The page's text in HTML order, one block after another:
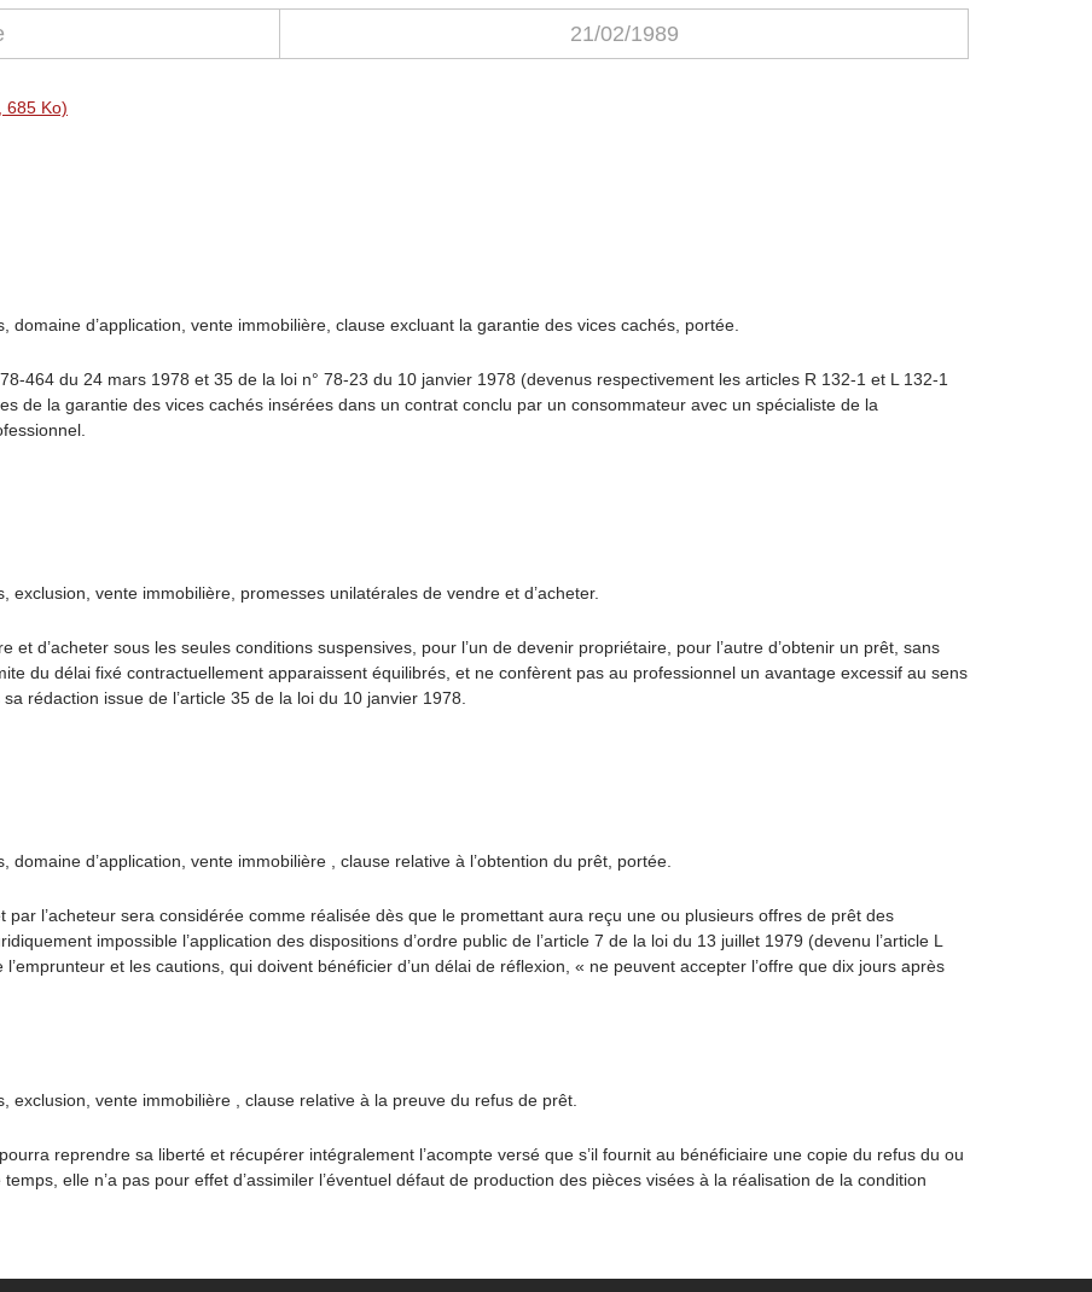
21/02/1989
685 Ko)
domaine d’application, vente immobilière, clause excluant la garantie des vices cachés, portée.
464 du 24 mars 1978 et 35 de la loi n° 78-23 du 10 janvier 1978 (devenus respectivement les articles R 132-1 et L 132-1
de la garantie des vices cachés insérées dans un contrat conclu par un consommateur avec un spécialiste de la
exclusion, vente immobilière, promesses unilatérales de vendre et d’acheter.
et d’acheter sous les seules conditions suspensives, pour l’un de devenir propriétaire, pour l’autre d’obtenir un prêt, sans
du délai fixé contractuellement apparaissent équilibrés, et ne confèrent pas au professionnel un avantage excessif au sens
rédaction issue de l’article 35 de la loi du 10 janvier 1978.
d’application, vente immobilière , clause relative à l’obtention du prêt, portée.
par l’acheteur sera considérée comme réalisée dès que le promettant aura reçu une ou plusieurs offres de prêt des
impossible l’application des dispositions d’ordre public de l’article 7 de la loi du 13 juillet 1979 (devenu l’article L
et les cautions, qui doivent bénéficier d’un délai de réflexion, « ne peuvent accepter l’offre que dix jours après
exclusion, vente immobilière , clause relative à la preuve du refus de prêt.
reprendre sa liberté et récupérer intégralement l’acompte versé que s’il fournit au bénéficiaire une copie du refus du ou
elle n’a pas pour effet d’assimiler l’éventuel défaut de production des pièces visées à la réalisation de la condition